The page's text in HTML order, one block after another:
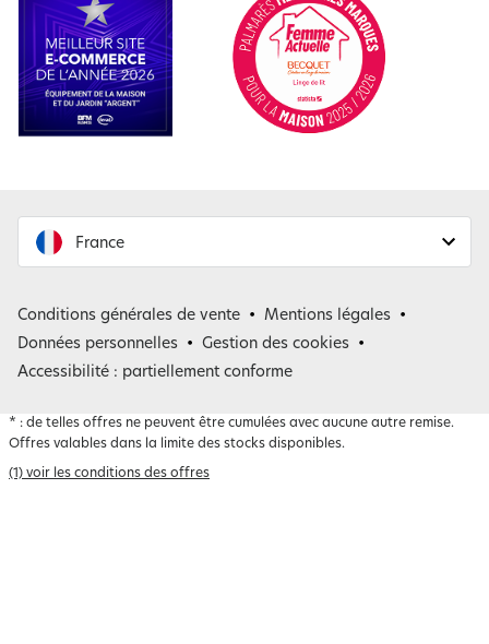
France
Belgique
Conditions générales de vente
Mentions légales
Données personnelles
Gestion des cookies
Accessibilité : partiellement conforme
* : de telles offres ne peuvent être cumulées avec aucune autre remise.
Offres valables dans la limite des stocks disponibles.
(1) voir les conditions des offres